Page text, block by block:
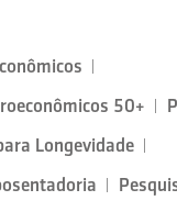
50+
Longevidade